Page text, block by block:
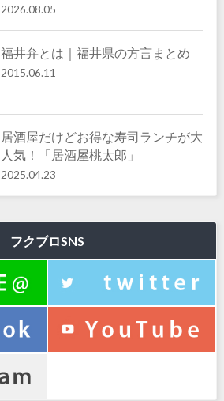
2026.08.05
福井弁とは｜福井県の方言まとめ
2015.06.11
居酒屋だけどお得な寿司ランチが大
人気！「居酒屋桃太郎」
2025.04.23
フクブロSNS